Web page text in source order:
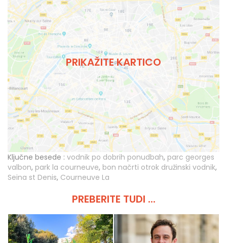
PRIKAŽITE KARTICO
Ključne besede : vodnik po dobrih ponudbah, parc georges
valbon, park la courneuve, bon načrti otrok družinski vodnik,
Seina st Denis, Courneuve La
PREBERITE TUDI ...